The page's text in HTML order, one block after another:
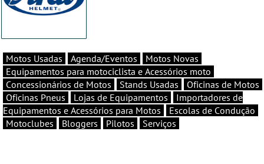
Motos Usadas Agenda/Eventos
Motos Novas
Equipamentos para motociclista e Acessórios moto
Concessionários de Motos
Stands Usadas
Oficinas de Motos
Oficinas Pneus
Lojas de Equipamentos
Importadores de
Equipamentos e Acessórios para Motos
Escolas de Condução
Motoclubes
Bloggers Pilotos Serviços